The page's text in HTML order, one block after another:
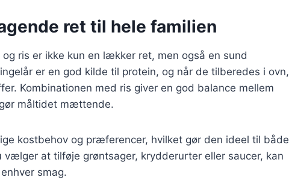
ret til hele familien
ris er ikke kun en lækker ret, men også en sund
er en god kilde til protein, og når de tilberedes i ovn,
Kombinationen med ris giver en god balance mellem
måltidet mættende.
kostbehov og præferencer, hvilket gør den ideel til både
vælger at tilføje grøntsager, krydderurter eller saucer, kan
smag.